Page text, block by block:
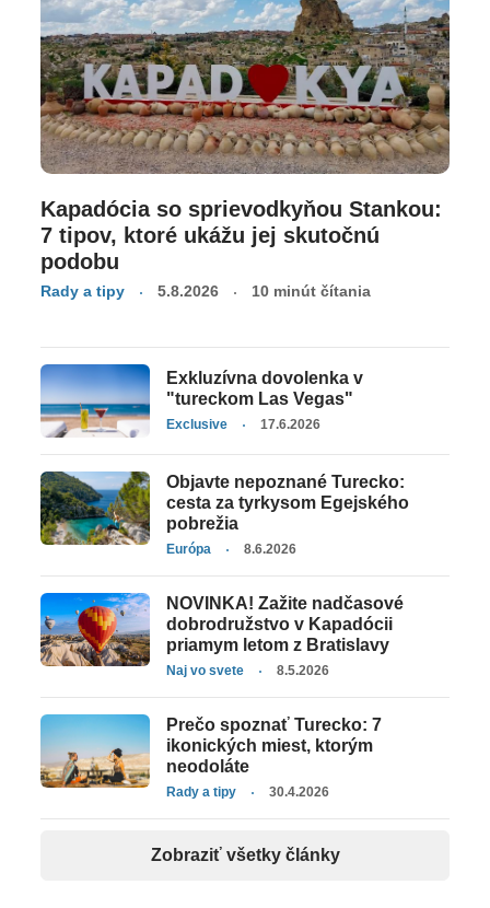
Kapadócia so sprievodkyňou Stankou:
7 tipov, ktoré ukážu jej skutočnú
podobu
Rady a tipy 5.8.2026 10 minút čítania
Exkluzívna dovolenka v
"tureckom Las Vegas"
Exclusive 17.6.2026
Objavte nepoznané Turecko:
cesta za tyrkysom Egejského
pobrežia
Európa 8.6.2026
NOVINKA! Zažite nadčasové
dobrodružstvo v Kapadócii
priamym letom z Bratislavy
Naj vo svete 8.5.2026
Prečo spoznať Turecko: 7
ikonických miest, ktorým
neodoláte
Rady a tipy 30.4.2026
Zobraziť všetky články